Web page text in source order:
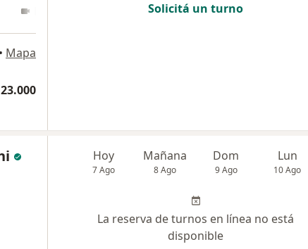
• Mapa
Solicitá un turno
Hoy
7 Ago
Mañana
8 Ago
Dom
9 Ago
Lun
10 Ago
La reserva de turnos en línea no está
disponible